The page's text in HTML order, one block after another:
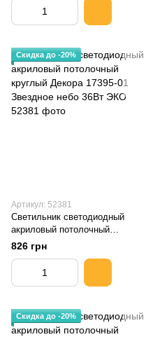
Скидка до -20%
Артикул: 52381
Светильник светодиодный
акриловый потолочный
круглый Декора 17395-01
Звездное небо 36Вт ЭКО
826 грн
Скидка до -20%